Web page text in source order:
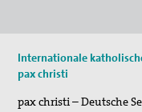
Fahrradpilgertour
St. Peter-
Internationale
pax christi
pax christi – Deutsche